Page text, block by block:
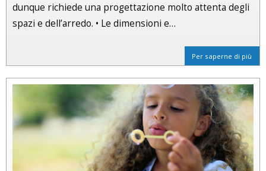
dunque richiede una progettazione molto attenta degli
spazi e dell’arredo. • Le dimensioni e…
Per saperne di più